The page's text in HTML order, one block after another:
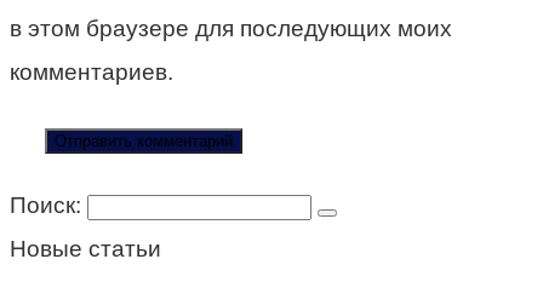
в этом браузере для последующих моих
комментариев.
Поиск:
Новые статьи